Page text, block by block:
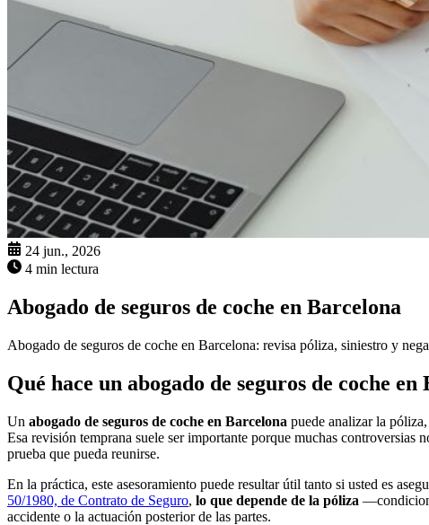
24 jun., 2026
4 min lectura
Abogado de seguros de coche en Barcelona
Abogado de seguros de coche en Barcelona: revisa póliza, siniestro y
Qué hace un abogado de seguros de coche
Un abogado de seguros de coche en Barcelona puede analizar la
Esa revisión temprana suele ser importante porque muchas
prueba que pueda reunirse.
En la práctica, este asesoramiento puede resultar útil tanto si usted es
50/1980, de Contrato de Seguro, lo que depende de la póliza
accidente o la actuación posterior de las partes.